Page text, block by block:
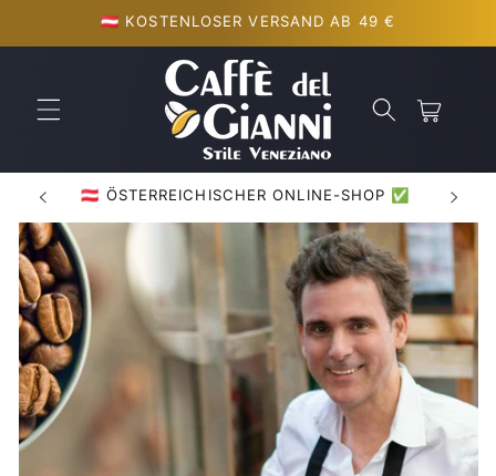
Inhalt
🇦🇹 KOSTENLOSER VERSAND AB 49 €
Warenkorb
🇦🇹 ÖSTERREICHISCHER ONLINE-SHOP ✅